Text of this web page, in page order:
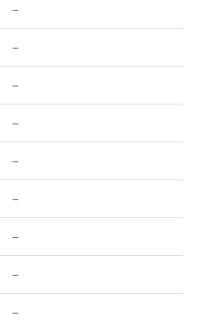
–
–
–
–
–
–
–
–
–